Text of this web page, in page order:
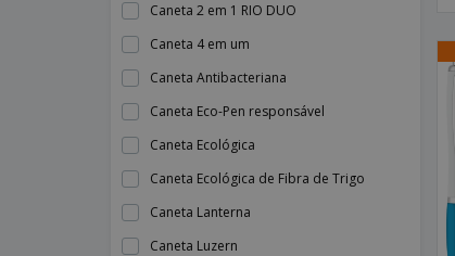
Caneta 2 em 1 RIO DUO
Caneta 4 em um
Caneta Antibacteriana
Caneta Eco-Pen responsável
Caneta Ecológica
Caneta Ecológica de Fibra de Trigo
Caneta Lanterna
Caneta Luzern